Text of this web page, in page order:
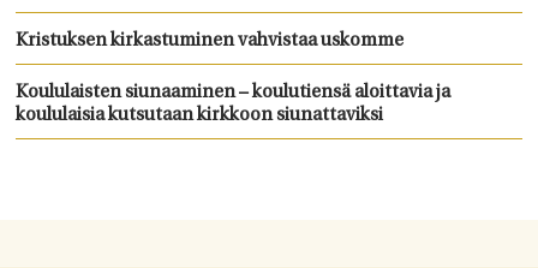
Kristuksen kirkastuminen vahvistaa uskomme
Koululaisten siunaaminen – koulutiensä aloittavia ja
koululaisia kutsutaan kirkkoon siunattaviksi